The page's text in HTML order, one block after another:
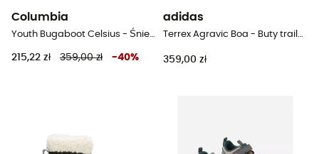
Columbia
Youth Bugaboot Celsius - Śniegowce dla dzieci
215,22 zł 359,00 zł -40%
adidas
Terrex Agravic Boa - Buty trailowe dla dzieci
359,00 zł